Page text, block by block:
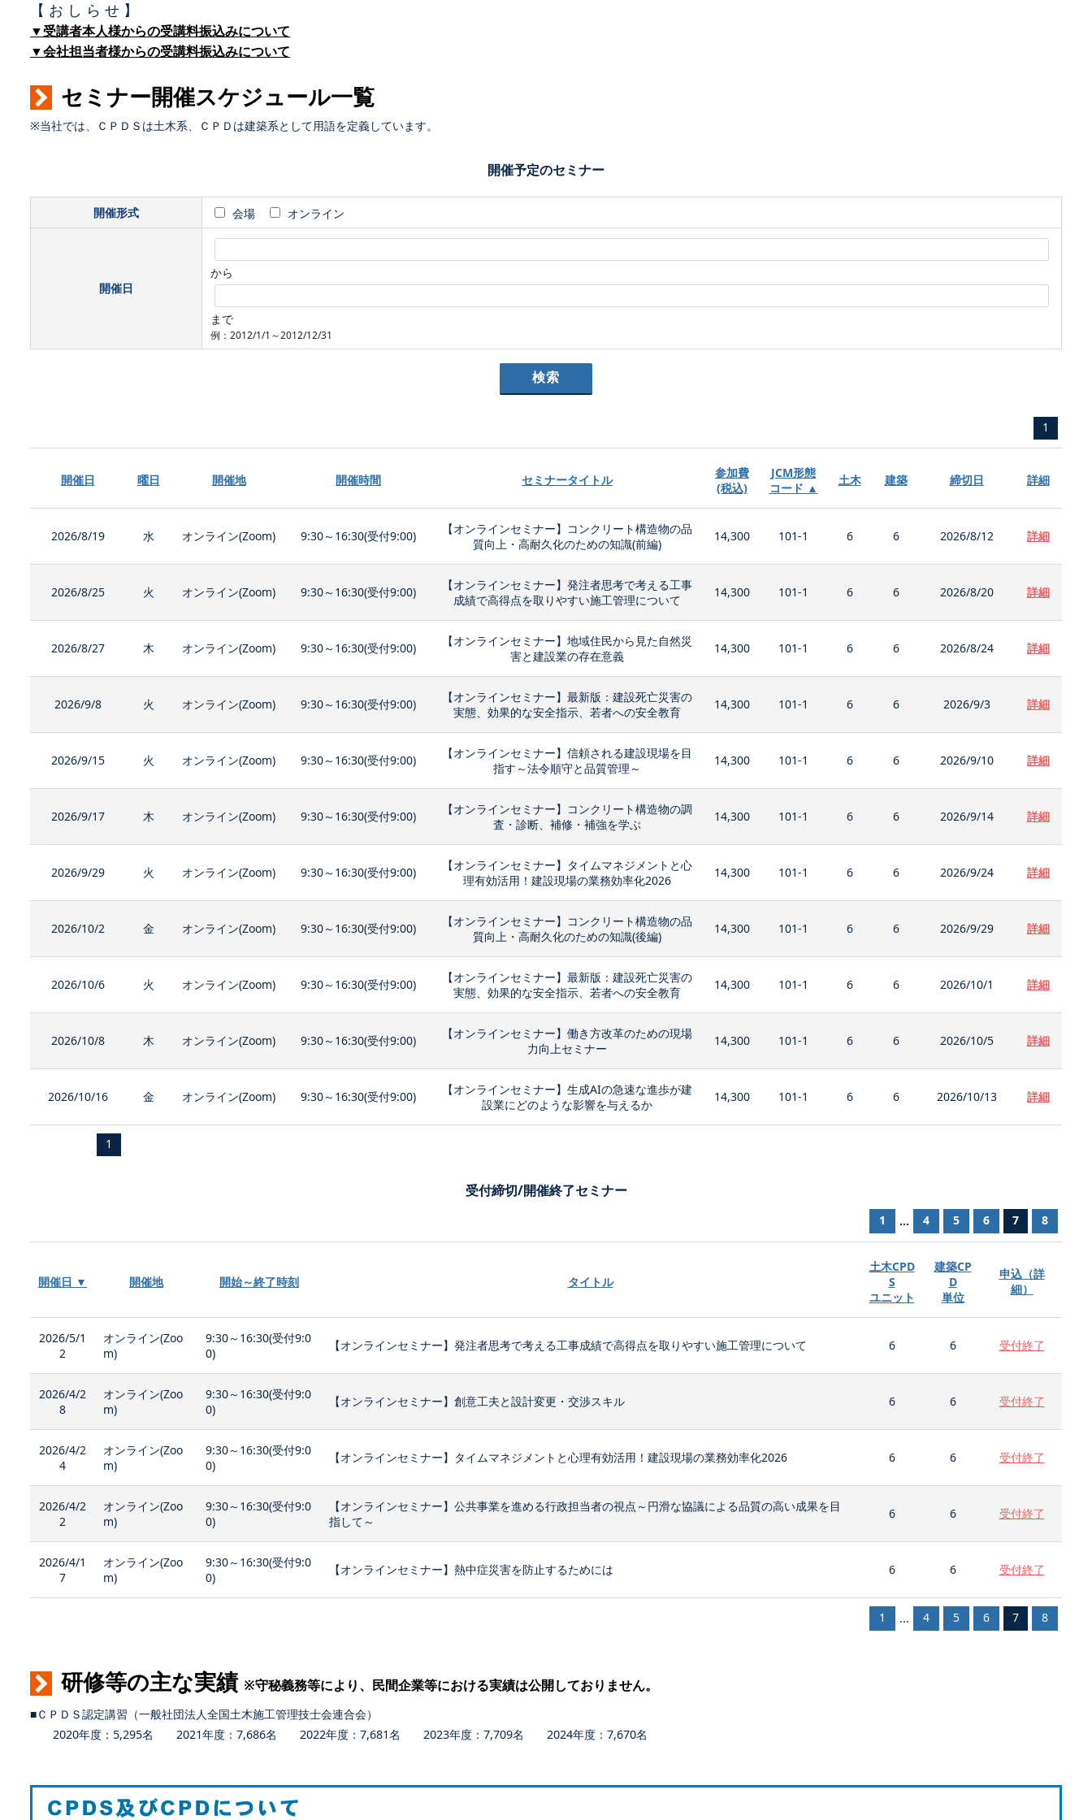
【 お し ら せ 】
▼受講者本人様からの受講料振込みについて
▼会社担当者様からの受講料振込みについて
セミナー開催スケジュール一覧
※当社では、ＣＰＤＳは土木系、ＣＰＤは建築系として用語を定義しています。
開催予定のセミナー
開催形式 会場 オンライン
開催日
から
まで
例：2012/1/1～2012/12/31
1
開催日 曜日 開催地 開催時間 セミナータイトル
参加費
(税込)
JCM形態
コード ▲
土木 建築 締切日 詳細
2026/8/19 水 オンライン(Zoom) 9:30～16:30(受付9:00)
【オンラインセミナー】コンクリート構造物の品
質向上・高耐久化のための知識(前編)
14,300 101-1 6 6 2026/8/12 詳細
2026/8/25 火 オンライン(Zoom) 9:30～16:30(受付9:00)
【オンラインセミナー】発注者思考で考える工事
成績で高得点を取りやすい施工管理について
14,300 101-1 6 6 2026/8/20 詳細
2026/8/27 木 オンライン(Zoom) 9:30～16:30(受付9:00)
【オンラインセミナー】地域住民から見た自然災
害と建設業の存在意義
14,300 101-1 6 6 2026/8/24 詳細
2026/9/8 火 オンライン(Zoom) 9:30～16:30(受付9:00)
【オンラインセミナー】最新版：建設死亡災害の
実態、効果的な安全指示、若者への安全教育
14,300 101-1 6 6 2026/9/3 詳細
2026/9/15 火 オンライン(Zoom) 9:30～16:30(受付9:00)
【オンラインセミナー】信頼される建設現場を目
指す～法令順守と品質管理～
14,300 101-1 6 6 2026/9/10 詳細
2026/9/17 木 オンライン(Zoom) 9:30～16:30(受付9:00)
【オンラインセミナー】コンクリート構造物の調
査・診断、補修・補強を学ぶ
14,300 101-1 6 6 2026/9/14 詳細
2026/9/29 火 オンライン(Zoom) 9:30～16:30(受付9:00)
【オンラインセミナー】タイムマネジメントと心
理有効活用！建設現場の業務効率化2026
14,300 101-1 6 6 2026/9/24 詳細
2026/10/2 金 オンライン(Zoom) 9:30～16:30(受付9:00)
【オンラインセミナー】コンクリート構造物の品
質向上・高耐久化のための知識(後編)
14,300 101-1 6 6 2026/9/29 詳細
2026/10/6 火 オンライン(Zoom) 9:30～16:30(受付9:00)
【オンラインセミナー】最新版：建設死亡災害の
実態、効果的な安全指示、若者への安全教育
14,300 101-1 6 6 2026/10/1 詳細
2026/10/8 木 オンライン(Zoom) 9:30～16:30(受付9:00)
【オンラインセミナー】働き方改革のための現場
力向上セミナー
14,300 101-1 6 6 2026/10/5 詳細
2026/10/16 金 オンライン(Zoom) 9:30～16:30(受付9:00)
【オンラインセミナー】生成AIの急速な進歩が建
設業にどのような影響を与えるか
14,300 101-1 6 6 2026/10/13 詳細
1
受付締切/開催終了セミナー
1 ... 4 5 6 7 8
開催日 ▼ 開催地 開始～終了時刻 タイトル
土木CPD
S
ユニット
建築CP
D
単位
申込（詳
細）
2026/5/1
2
オンライン(Zoo
m)
9:30～16:30(受付9:0
0)
【オンラインセミナー】発注者思考で考える工事成績で高得点を取りやすい施工管理について 6 6 受付終了
2026/4/2
8
オンライン(Zoo
m)
9:30～16:30(受付9:0
0)
【オンラインセミナー】創意工夫と設計変更・交渉スキル 6 6 受付終了
2026/4/2
4
オンライン(Zoo
m)
9:30～16:30(受付9:0
0)
【オンラインセミナー】タイムマネジメントと心理有効活用！建設現場の業務効率化2026 6 6 受付終了
2026/4/2
2
オンライン(Zoo
m)
9:30～16:30(受付9:0
0)
【オンラインセミナー】公共事業を進める行政担当者の視点～円滑な協議による品質の高い成果を目
指して～
6 6 受付終了
2026/4/1
7
オンライン(Zoo
m)
9:30～16:30(受付9:0
0)
【オンラインセミナー】熱中症災害を防止するためには 6 6 受付終了
1 ... 4 5 6 7 8
研修等の主な実績 ※守秘義務等により、民間企業等における実績は公開しておりません。
■ＣＰＤＳ認定講習（一般社団法人全国土木施工管理技士会連合会）
2020年度：5,295名 2021年度：7,686名 2022年度：7,681名 2023年度：7,709名 2024年度：7,670名